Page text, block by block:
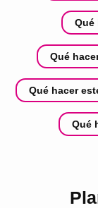
Qué
Qué
Qué hacer
Qué